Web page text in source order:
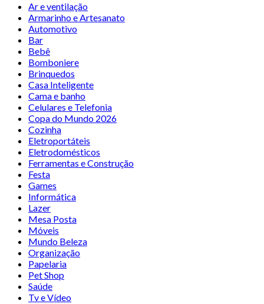
Ar e ventilação
Armarinho e Artesanato
Automotivo
Bar
Bebê
Bomboniere
Brinquedos
Casa Inteligente
Cama e banho
Celulares e Telefonia
Copa do Mundo 2026
Cozinha
Eletroportáteis
Eletrodomésticos
Ferramentas e Construção
Festa
Games
Informática
Lazer
Mesa Posta
Móveis
Mundo Beleza
Organização
Papelaria
Pet Shop
Saúde
Tv e Vídeo